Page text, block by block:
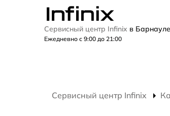
Сервисный центр Infinix в Барнауле
Ежедневно с 9:00 до 21:00
Сервисный центр Infinix